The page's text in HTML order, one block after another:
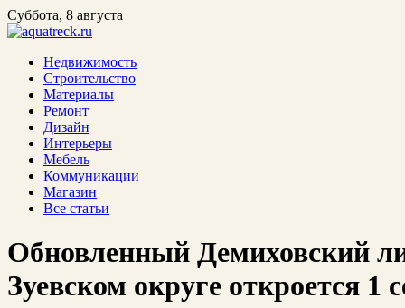
Суббота, 8 августа
Недвижимость
Строительство
Материалы
Ремонт
Дизайн
Интерьеры
Мебель
Коммуникации
Магазин
Все статьи
Обновленный Демиховский
Зуевском округе откроется 1